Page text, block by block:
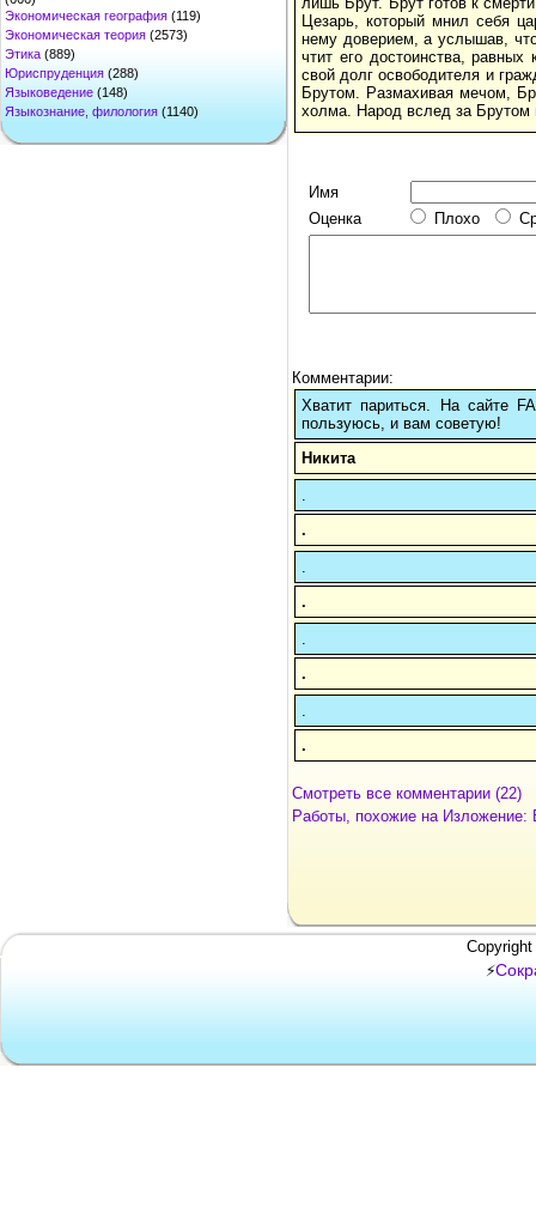
Экономическая география (119)
Экономическая теория (2573)
Этика (889)
Юриспруденция (288)
Языковедение (148)
Языкознание, филология (1140)
Цезарь, который мнил себя
нему доверием, а услышав,
чтит его достоинства,
свой долг освободителя и
Брутом. Размахивая мечом,
холма. Народ вслед за Брутом
Имя
Оценка
Плохо
Комментарии:
Хватит париться. На сайте
пользуюсь, и вам советую!
Никита
.
.
.
.
Смотреть все комментарии (22)
Работы, похожие на
⚡